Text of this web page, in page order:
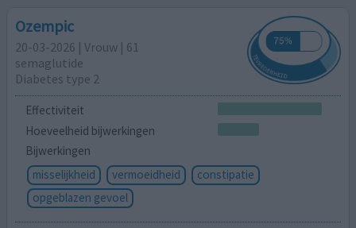
Ozempic
20-03-2026 | Vrouw | 61
semaglutide
Diabetes type 2
Effectiviteit
Hoeveelheid bijwerkingen
Bijwerkingen
misselijkheid
vermoeidheid
constipatie
opgeblazen gevoel